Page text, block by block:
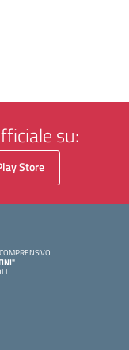
su:
Store